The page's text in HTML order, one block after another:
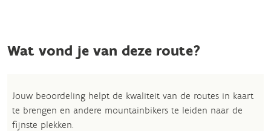
Wat vond je van deze route?
Jouw beoordeling helpt de kwaliteit van de routes in kaart
te brengen en andere mountainbikers te leiden naar de
fijnste plekken.